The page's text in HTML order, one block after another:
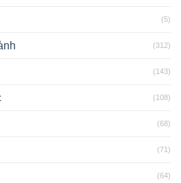
(5)
(312)
(143)
(108)
(68)
(71)
(64)